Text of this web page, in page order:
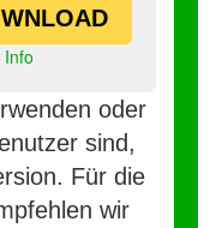
Info
oder
sind,
Für die
wir